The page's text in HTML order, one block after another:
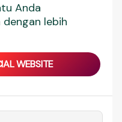
Anda
lebih
WEBSITE